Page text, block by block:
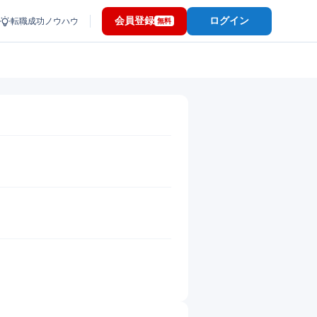
転職成功ノウハウ 会員登録 無料 ログイン